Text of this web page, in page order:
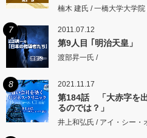
楠木 建氏 / 一橋大学大学
7 2011.07.12
第9人目 ｢明治天皇」
渡部昇一氏 /
8 2021.11.17
第184話 「大赤字を
るのでは？」
井上和弘氏 / アイ・シー・